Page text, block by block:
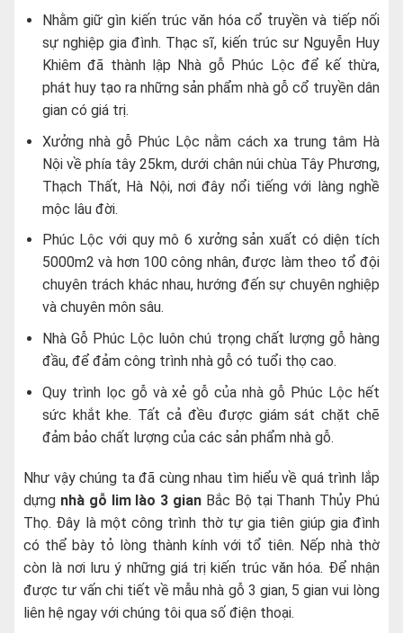
Nhằm giữ gìn kiến trúc văn hóa cổ truyền và tiếp nối
sự nghiệp gia đình. Thạc sĩ, kiến trúc sư Nguyễn Huy
Khiêm đã thành lập Nhà gỗ Phúc Lộc để kế thừa,
phát huy tạo ra những sản phẩm nhà gỗ cổ truyền dân
gian có giá trị.
Xưởng nhà gỗ Phúc Lộc nằm cách xa trung tâm Hà
Nội về phía tây 25km, dưới chân núi chùa Tây Phương,
Thạch Thất, Hà Nội, nơi đây nổi tiếng với làng nghề
mộc lâu đời.
Phúc Lộc với quy mô 6 xưởng sản xuất có diện tích
5000m2 và hơn 100 công nhân, được làm theo tổ đội
chuyên trách khác nhau, hướng đến sự chuyên nghiệp
và chuyên môn sâu.
Nhà Gỗ Phúc Lộc luôn chú trọng chất lượng gỗ hàng
đầu, để đảm công trình nhà gỗ có tuổi thọ cao.
Quy trình lọc gỗ và xẻ gỗ của nhà gỗ Phúc Lộc hết
sức khắt khe. Tất cả đều được giám sát chặt chẽ
đảm bảo chất lượng của các sản phẩm nhà gỗ.
Như vậy chúng ta đã cùng nhau tìm hiểu về quá trình lắp
dựng nhà gỗ lim lào 3 gian Bắc Bộ tại Thanh Thủy Phú
Thọ. Đây là một công trình thờ tự gia tiên giúp gia đình
có thể bày tỏ lòng thành kính với tổ tiên. Nếp nhà thờ
còn là nơi lưu ý những giá trị kiến trúc văn hóa. Để nhận
được tư vấn chi tiết về mẫu nhà gỗ 3 gian, 5 gian vui lòng
liên hệ ngay với chúng tôi qua số điện thoại.